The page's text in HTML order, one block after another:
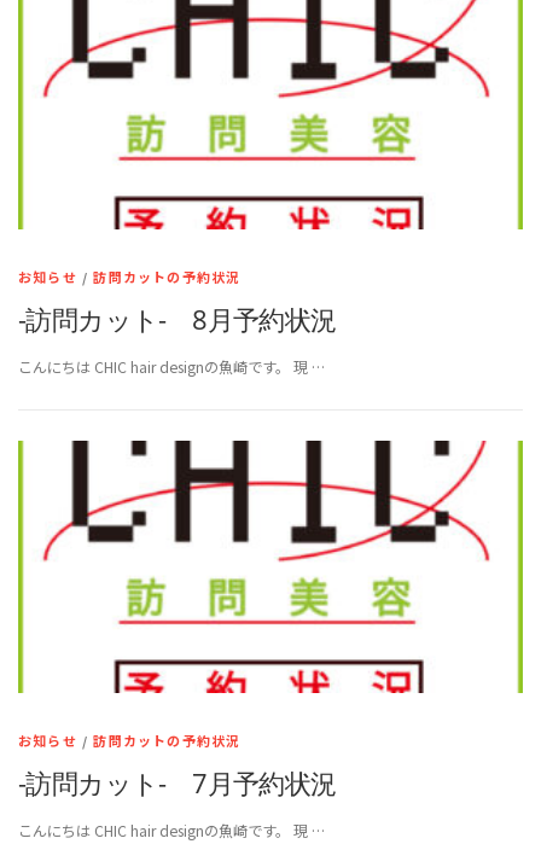
お知らせ /訪問カットの予約状況
-訪問カット- 8月予約状況
こんにちは CHIC hair designの魚崎です。 現 …
お知らせ /訪問カットの予約状況
-訪問カット- 7月予約状況
こんにちは CHIC hair designの魚崎です。 現 …